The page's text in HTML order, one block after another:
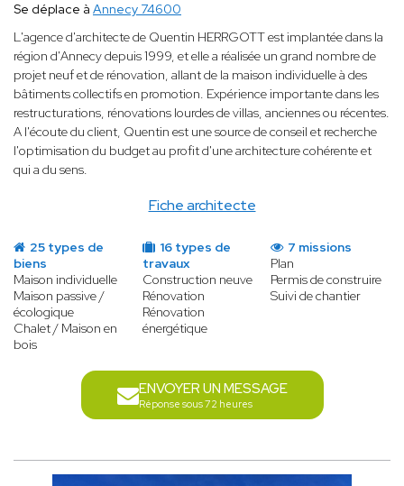
Fiche architecte
Se déplace à Annecy 74600
L'agence d'architecte de Quentin HERRGOTT est implantée dans la
région d'Annecy depuis 1999, et elle a réalisée un grand nombre de
projet neuf et de rénovation, allant de la maison individuelle à des
bâtiments collectifs en promotion. Expérience importante dans les
restructurations, rénovations lourdes de villas, anciennes ou récentes.
A l'écoute du client, Quentin est une source de conseil et recherche
l'optimisation du budget au profit d'une architecture cohérente et
qui a du sens.
25 types de
biens
Maison individuelle
Maison passive /
écologique
Chalet / Maison en
bois
16 types de
travaux
Construction neuve
Rénovation
Rénovation
énergétique
7 missions
Plan
Permis de construire
Suivi de chantier
ENVOYER UN MESSAGE
Réponse sous 72 heures